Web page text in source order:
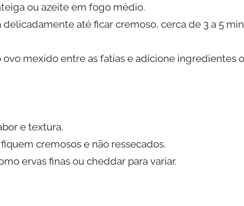
ou azeite em fogo médio.
até ficar cremoso, cerca de 3 a 5
mexido entre as fatias e adicione ingredientes
e textura.
cremosos e não ressecados.
ervas finas ou cheddar para variar.